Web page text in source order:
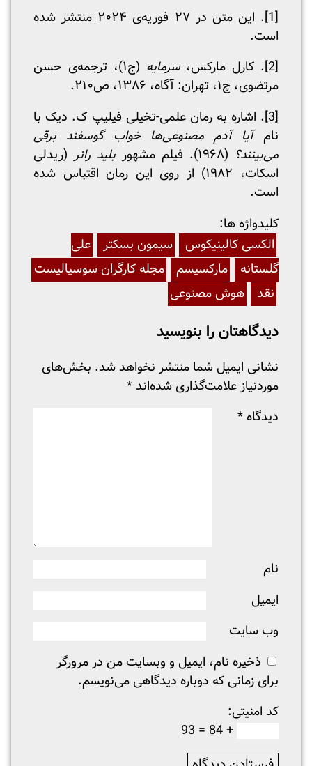
[1]
. این متن در ۲۷ فوریه‌ی ۲۰۲۴ منتشر شده
است.
[2]
. کارل مارکس،سرمایه
(ج۱)، ترجمه‌ی حسن
مرتضوی، چ۱، تهران: آگاه، ۱۳۸۶، ص۲۱۰.
[3]
. اشاره به رمان علمی-تخیلی فیلیپ ک. دیک با
نامآیا آدم مصنوعی‌ها خواب گوسفند برقی
می‌بینند؟ (۱۹۶۸). فیلم مشهور بلید رانر(ریدلی
اسکات، ۱۹۸۲) از روی این رمان اقتباس شده
است.
:کلیدواژه ها
الکسی کالینیکوس
سیمون بسکتر
علی
گلستانه
مارکسیسم
مجله کارگران سوسیالیست
نقد
هوش مصنوعی
دیدگاهتان را بنویسید
نشانی ایمیل شما منتشر نخواهد شد. بخش‌های
موردنیاز علامت‌گذاری شده‌اند *
دیدگاه *
نام
ایمیل
وب‌ سایت
ذخیره نام، ایمیل و وبسایت من در مرورگر
برای زمانی که دوباره دیدگاهی می‌نویسم.
کد امنیتی:
+ 84 = 93